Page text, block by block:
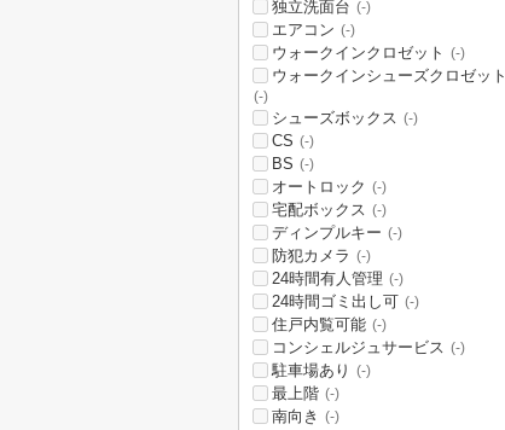
独立洗面台 (-)
エアコン (-)
ウォークインクロゼット (-)
ウォークインシューズクロゼット
(-)
シューズボックス (-)
CS (-)
BS (-)
オートロック (-)
宅配ボックス (-)
ディンプルキー (-)
防犯カメラ (-)
24時間有人管理 (-)
24時間ゴミ出し可 (-)
住戸内覧可能 (-)
コンシェルジュサービス (-)
駐車場あり (-)
最上階 (-)
南向き (-)